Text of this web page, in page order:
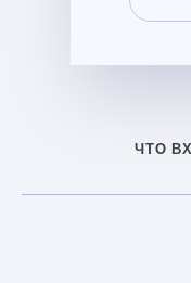
ЧТО